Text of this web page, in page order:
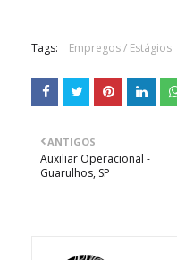
Tags: Empregos / Estágios
ANTIGOS
Auxiliar Operacional -
Guarulhos, SP